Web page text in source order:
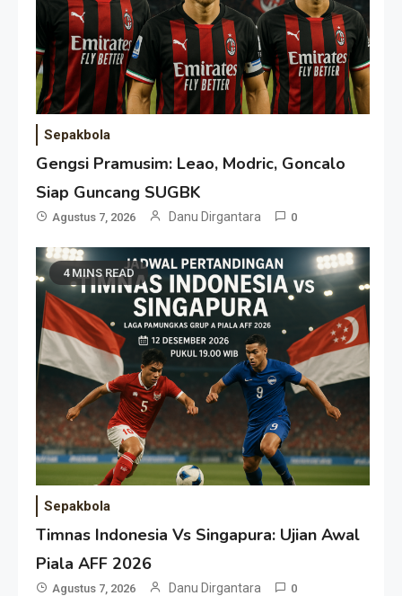
Sepakbola
Gengsi Pramusim: Leao, Modric, Goncalo
Siap Guncang SUGBK
Agustus 7, 2026 Danu Dirgantara 0
4 MINS READ
Sepakbola
Timnas Indonesia Vs Singapura: Ujian Awal
Piala AFF 2026
Agustus 7, 2026 Danu Dirgantara 0